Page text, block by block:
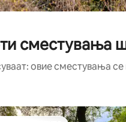
сместувања
овие сместувања